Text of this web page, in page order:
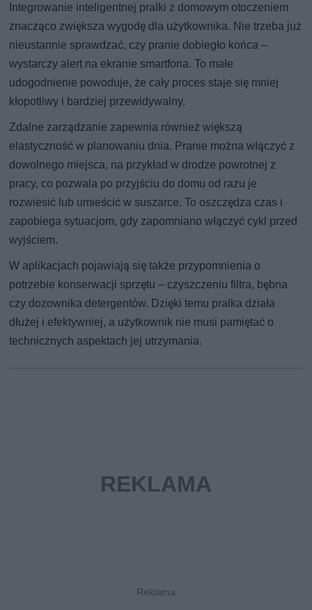
Integrowanie inteligentnej pralki z domowym otoczeniem
znacząco zwiększa wygodę dla użytkownika. Nie trzeba już
nieustannie sprawdzać, czy pranie dobiegło końca –
wystarczy alert na ekranie smartfona. To małe
udogodnienie powoduje, że cały proces staje się mniej
kłopotliwy i bardziej przewidywalny.
Zdalne zarządzanie zapewnia również większą
elastyczność w planowaniu dnia. Pranie można włączyć z
dowolnego miejsca, na przykład w drodze powrotnej z
pracy, co pozwala po przyjściu do domu od razu je
rozwiesić lub umieścić w suszarce. To oszczędza czas i
zapobiega sytuacjom, gdy zapomniano włączyć cykl przed
wyjściem.
W aplikacjach pojawiają się także przypomnienia o
potrzebie konserwacji sprzętu – czyszczeniu filtra, bębna
czy dozownika detergentów. Dzięki temu pralka działa
dłużej i efektywniej, a użytkownik nie musi pamiętać o
technicznych aspektach jej utrzymania.